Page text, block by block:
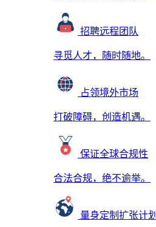
招聘远程团队
寻觅人才，随时随地。
占领境外市场
打破障碍，创造机遇。
保证全球合规性
合法合规，绝不逾举。
量身定制扩张计划